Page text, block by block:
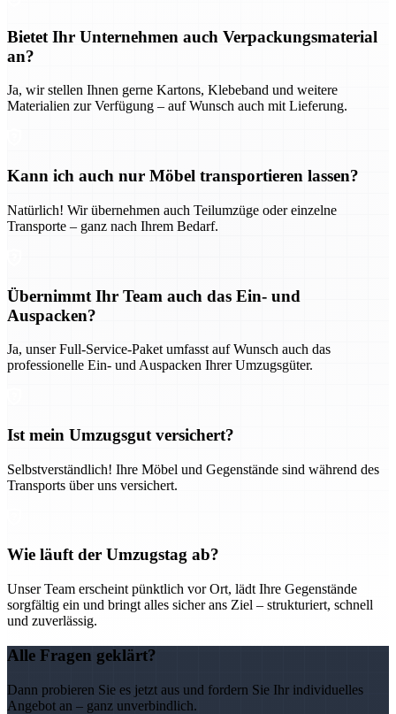
Bietet Ihr Unternehmen auch Verpackungsmaterial
an?
Ja, wir stellen Ihnen gerne Kartons, Klebeband und weitere
Materialien zur Verfügung – auf Wunsch auch mit Lieferung.
Kann ich auch nur Möbel transportieren lassen?
Natürlich! Wir übernehmen auch Teilumzüge oder einzelne
Transporte – ganz nach Ihrem Bedarf.
Übernimmt Ihr Team auch das Ein- und
Auspacken?
Ja, unser Full-Service-Paket umfasst auf Wunsch auch das
professionelle Ein- und Auspacken Ihrer Umzugsgüter.
Ist mein Umzugsgut versichert?
Selbstverständlich! Ihre Möbel und Gegenstände sind während des
Transports über uns versichert.
Wie läuft der Umzugstag ab?
Unser Team erscheint pünktlich vor Ort, lädt Ihre Gegenstände
sorgfältig ein und bringt alles sicher ans Ziel – strukturiert, schnell
und zuverlässig.
Alle Fragen geklärt?
Dann probieren Sie es jetzt aus und fordern Sie Ihr individuelles
Angebot an – ganz unverbindlich.